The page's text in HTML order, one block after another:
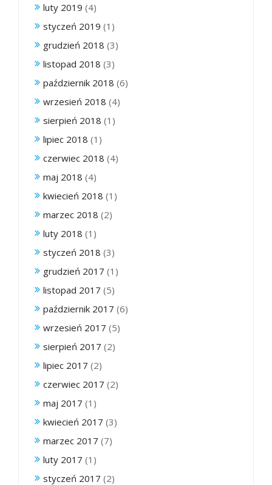
luty 2019 (4)
styczeń 2019 (1)
grudzień 2018 (3)
listopad 2018 (3)
październik 2018 (6)
wrzesień 2018 (4)
sierpień 2018 (1)
lipiec 2018 (1)
czerwiec 2018 (4)
maj 2018 (4)
kwiecień 2018 (1)
marzec 2018 (2)
luty 2018 (1)
styczeń 2018 (3)
grudzień 2017 (1)
listopad 2017 (5)
październik 2017 (6)
wrzesień 2017 (5)
sierpień 2017 (2)
lipiec 2017 (2)
czerwiec 2017 (2)
maj 2017 (1)
kwiecień 2017 (3)
marzec 2017 (7)
luty 2017 (1)
styczeń 2017 (2)